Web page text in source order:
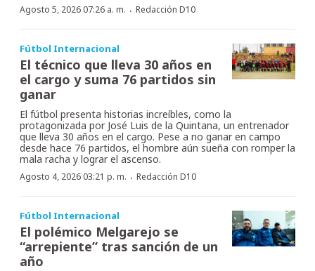
Agosto 5, 2026 07:26 a. m. · Redacción D10
Fútbol Internacional
El técnico que lleva 30 años en
el cargo y suma 76 partidos sin
ganar
El fútbol presenta historias increíbles, como la
protagonizada por José Luis de la Quintana, un entrenador
que lleva 30 años en el cargo. Pese a no ganar en campo
desde hace 76 partidos, el hombre aún sueña con romper la
mala racha y lograr el ascenso.
Agosto 4, 2026 03:21 p. m. · Redacción D10
Fútbol Internacional
El polémico Melgarejo se
“arrepiente” tras sanción de un
año